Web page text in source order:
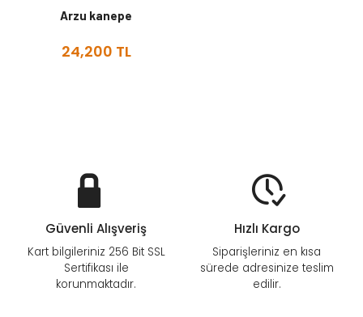
Arzu kanepe
24,200 TL
Güvenli Alışveriş
Kart bilgileriniz 256 Bit SSL
Sertifikası ile
korunmaktadır.
Hızlı Kargo
Siparişleriniz en kısa
sürede adresinize teslim
edilir.